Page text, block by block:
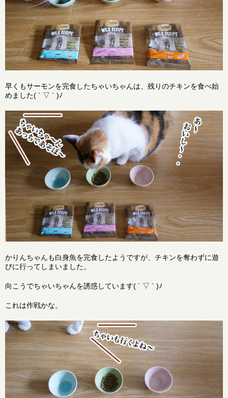
早くもサーモンを完食したちゃいちゃんは、残りのチキンを食べ始
めました( ´ ▽ ` )ﾉ
かりんちゃんも白身魚を完食したようですが、チキンを奪わずに遊
びに行ってしまいました。
向こうでちゃいちゃんを誘惑しています( ´ ▽ ` )ﾉ
これは作戦かな。